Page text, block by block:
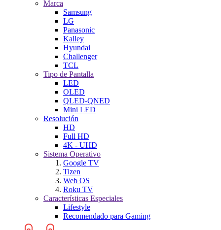
Marca
Samsung
LG
Panasonic
Kalley
Hyundai
Challenger
TCL
Tipo de Pantalla
LED
OLED
QLED-QNED
Mini LED
Resolución
HD
Full HD
4K - UHD
Sistema Operativo
Google TV
Tizen
Web OS
Roku TV
Características Especiales
Lifestyle
Recomendado para Gaming